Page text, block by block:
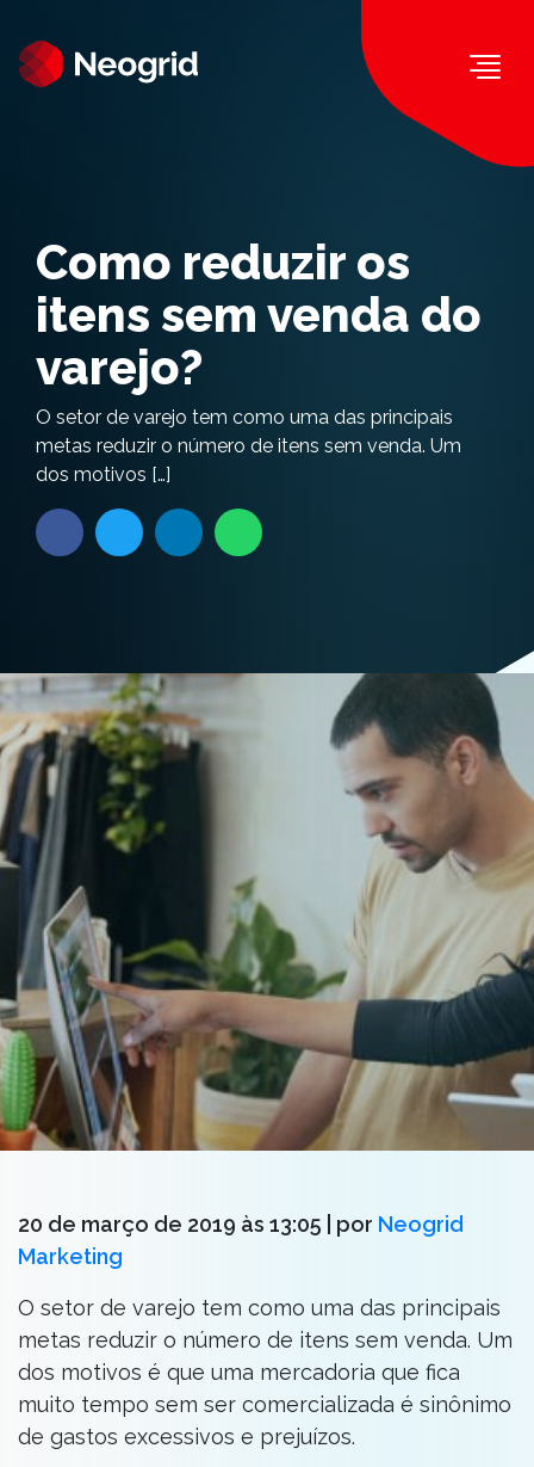
Como reduzir os
itens sem venda do
varejo?
O setor de varejo tem como uma das principais
metas reduzir o número de itens sem venda. Um
dos motivos […]
20 de março de 2019 às 13:05 | por Neogrid
Marketing
O setor de varejo tem como uma das principais
metas reduzir o número de itens sem venda. Um
dos motivos é que uma mercadoria que fica
muito tempo sem ser comercializada é sinônimo
de gastos excessivos e prejuízos.